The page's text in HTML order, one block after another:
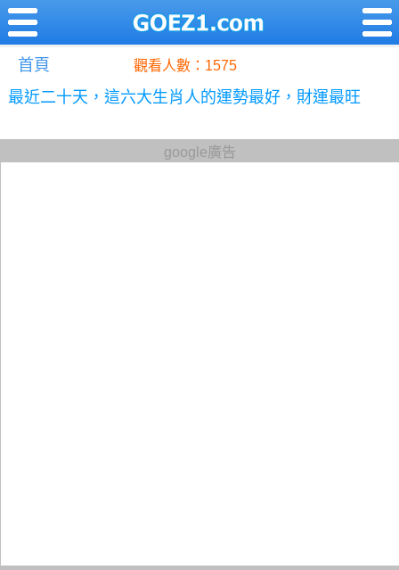
首頁 觀看人數：1575
最近二十天，這六大生肖人的運勢最好，財運最旺
google廣告